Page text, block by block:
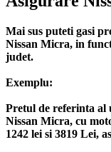
Mai sus puteti gasi
Nissan Micra, in
judet.
Exemplu:
Pretul de referinta
Nissan Micra, cu
1242 lei si 3819 Lei,